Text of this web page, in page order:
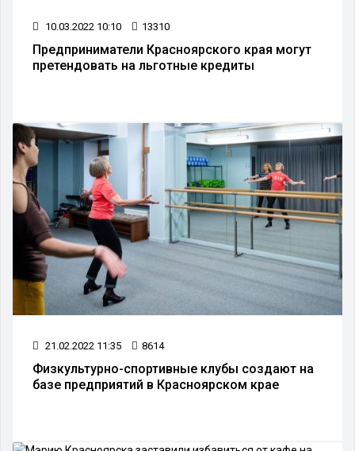
10.03.2022 10:10 13310
Предприниматели Красноярского края могут
претендовать на льготные кредиты
21.02.2022 11:35 8614
Физкультурно-спортивные клубы создают на
базе предприятий в Красноярском крае